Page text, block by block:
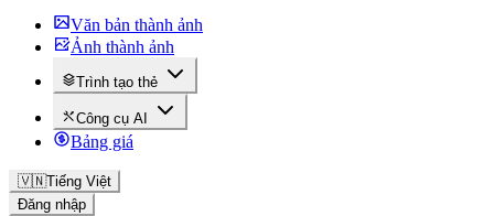
Văn bản thành ảnh
Ảnh thành ảnh
Trình tạo thẻ
Công cụ AI
Bảng giá
🇻🇳Tiếng Việt
Đăng nhập